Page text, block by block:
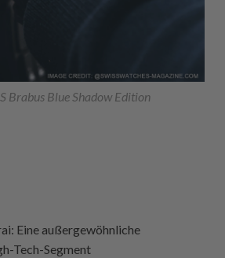
Brabus Blue Shadow Edition
Eine außergewöhnliche
Tech-Segment